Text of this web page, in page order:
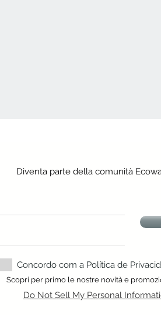
Diventa parte della comunità
Concordo com a Política de
Scopri per primo le nostre novità e
Do Not Sell My Personal